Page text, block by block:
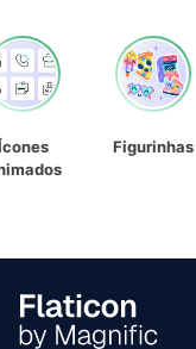
Figurinhas